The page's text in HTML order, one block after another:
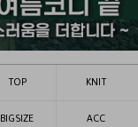
TOP KNIT
BIGSIZE ACC